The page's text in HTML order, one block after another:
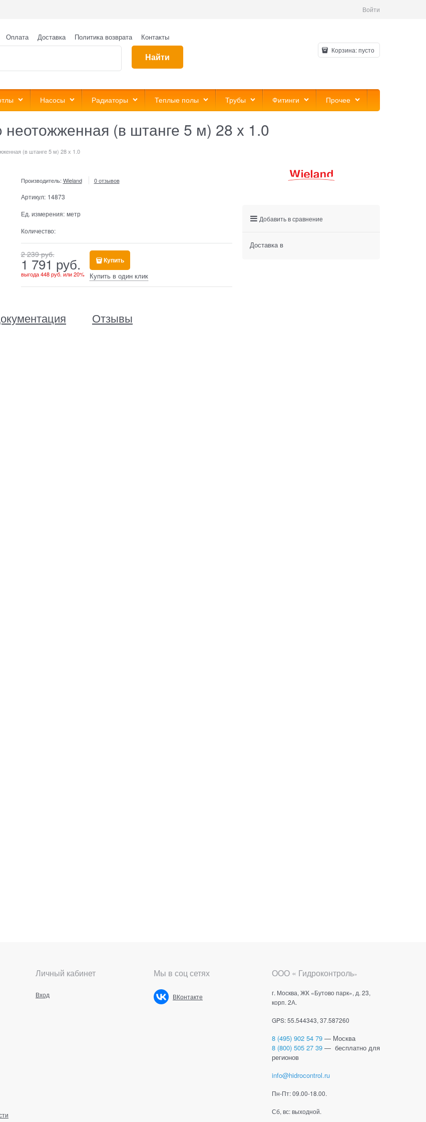
Войти
Оплата Доставка Политика возврата Контакты
Найти
Корзина:пусто
Насосы Радиаторы Теплые полы Трубы Фитинги Прочее
(в штанге 5 м) 28 x 1.0
(в штанге 5 м) 28 x 1.0
Производитель: Wieland 0 отзывов
Артикул: 14873
Ед. измерения: метр
Количество:
2 239 руб.
1 791 руб.
выгода448 руб. или20%
Купить
Купить в один клик
Отзывы
Добавить в сравнение
Доставка в
Личный кабинет
Вход
Мы в соц сетях
ВКонтакте
ООО « Гидроконтроль»
г. Москва, ЖК «Бутово парк», д. 23,
корп. 2А.
GPS: 55.544343, 37.587260
8 (495) 902 54 79 — Москва
8 (800) 505 27 39 — бесплатно для
регионов
info@hidrocontrol.ru
Пн-Пт: 09.00-18.00.
Сб, вс: выходной.